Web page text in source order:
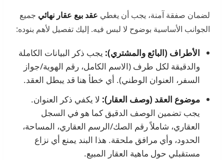
لضمان صفقة آمنة، يجب أن يغطي عقد بيع عقار نهائي جميع
الجوانب الأساسية بوضوح لا لبس فيه. إليك تفصيل لأهم بنوده:
الأطراف (البائع والمشتري): يجب ذكر البيانات الكاملة
والدقيقة لكل طرف (الاسم الكامل، رقم الهوية/جواز
السفر، العنوان الوطني). أي خطأ هنا قد يبطل العقد.
موضوع العقد (وصف العقار): لا يكفي ذكر العنوان.
يجب تضمين الوصف الدقيق كما هو في السجل
العقاري، شاملاً رقم الصك/الرسم العقاري، المساحة،
الحدود، وأي مرافق ملحقة. هذا البند يمنع أي نزاع
مستقبلي حول ماهية العقار المبيع.